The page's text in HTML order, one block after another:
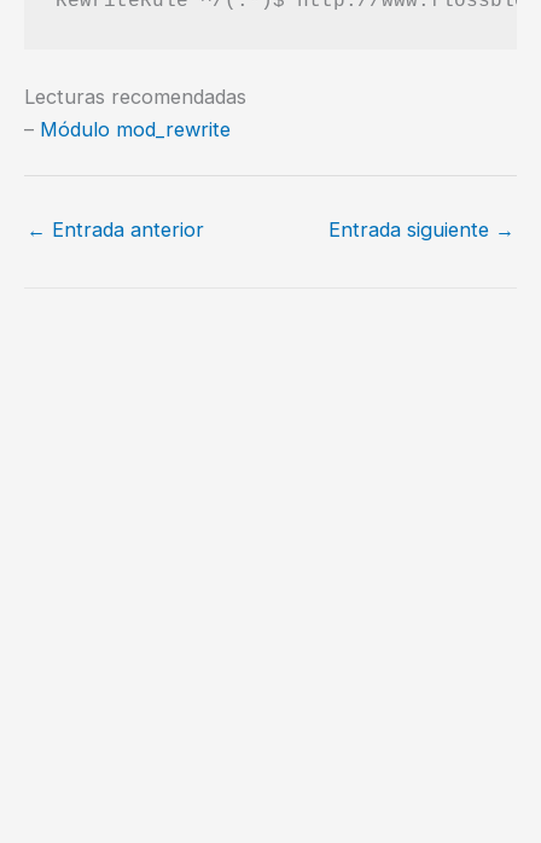
Lecturas recomendadas
– Módulo mod_rewrite
← Entrada anterior Entrada siguiente →